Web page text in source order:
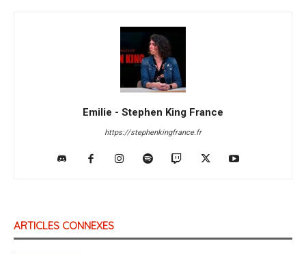
Emilie - Stephen King France
https://stephenkingfrance.fr
ARTICLES CONNEXES